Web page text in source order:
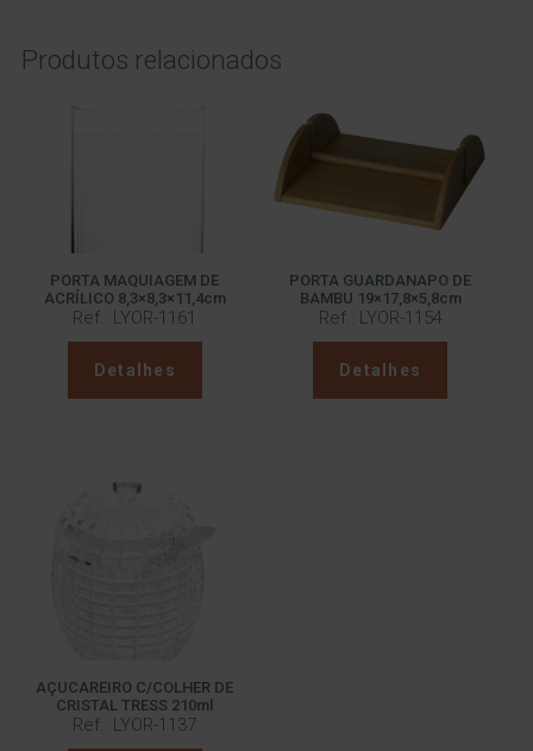
Produtos relacionados
PORTA MAQUIAGEM DE
ACRÍLICO 8,3×8,3×11,4cm
Ref.: LYOR-1161
Detalhes
PORTA GUARDANAPO DE
BAMBU 19×17,8×5,8cm
Ref.: LYOR-1154
Detalhes
AÇUCAREIRO C/COLHER DE
CRISTAL TRESS 210ml
Ref.: LYOR-1137